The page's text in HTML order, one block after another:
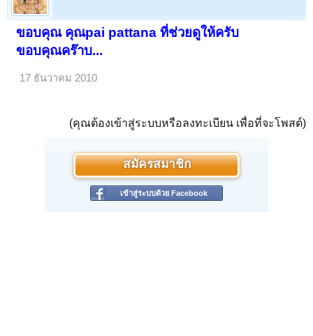
ขอบคุณ คุณpai pattana ที่ช่วยดูให้ครับ
ขอบคุณคร๊าบ...
17 ธันวาคม 2010
(คุณต้องเข้าสู่ระบบหรือลงทะเบียน เพื่อที่จะโพสต์)
สมัครสมาชิก
เข้าสู่ระบบด้วย Facebook